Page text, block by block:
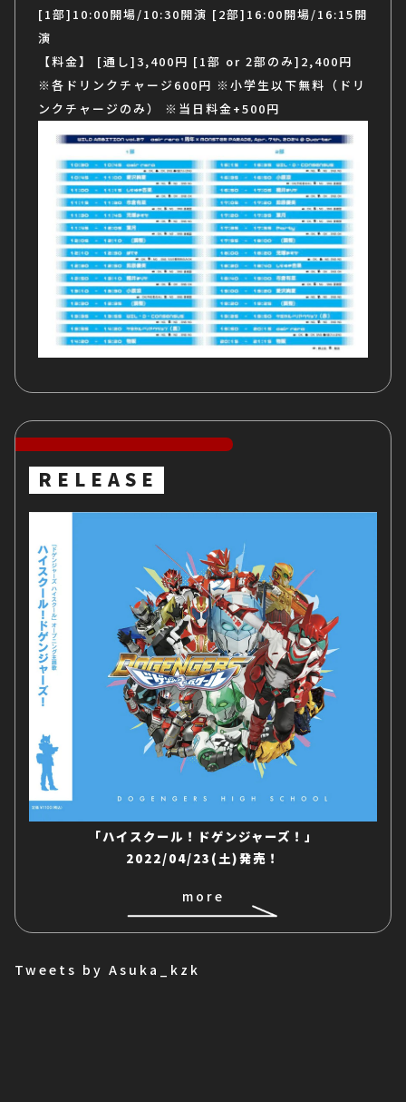
[1部]10:00開場/10:30開演 [2部]16:00開場/16:15開
演
【料金】
[通し]3,400円 [1部 or 2部のみ]2,400円
※各ドリンクチャージ600円 ※小学生以下無料（ドリ
ンクチャージのみ）
※当日料金+500円
「ハイスクール！ドゲンジャーズ！」
2022/04/23(土)発売！
more